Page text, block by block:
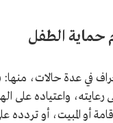
حماية الطفل
في عدة حالات،
واعتياده على
أو المبيت، أو تردده